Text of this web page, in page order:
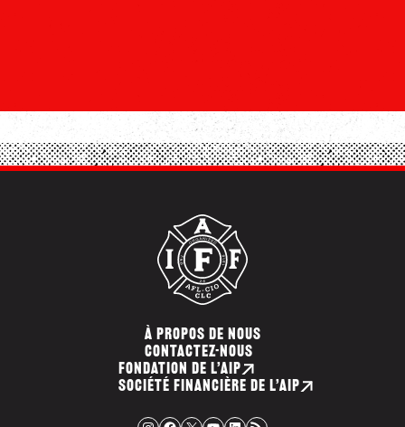
À PROPOS DE NOUS
CONTACTEZ-NOUS
FONDATION DE L’AIP
SOCIÉTÉ FINANCIÈRE DE L’AIP